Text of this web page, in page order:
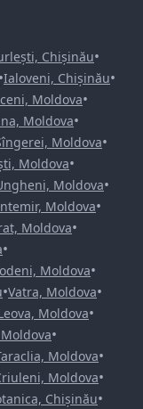
Chișinău•
•Ialoveni, Chișinău•
Moldova•
Moldova•
Moldova•
Moldova•
Moldova•
Moldova•
Moldova•
•
Moldova•
•Vatra, Moldova•
Moldova•
•
Moldova•
Moldova•
Chișinău•